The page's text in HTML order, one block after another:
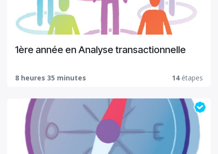
1ère année en Analyse transactionnelle
8 heures 35 minutes 14étapes